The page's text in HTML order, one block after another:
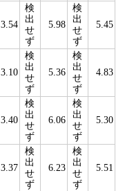
3.54
検
出
せ
ず
5.98
検
出
せ
ず
5.45
3.10
検
出
せ
ず
5.36
検
出
せ
ず
4.83
3.40
検
出
せ
ず
6.06
検
出
せ
ず
5.30
3.37
検
出
せ
ず
6.23
検
出
せ
ず
5.51